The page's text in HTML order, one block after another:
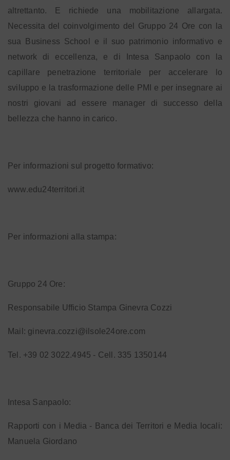
altrettanto. E richiede una mobilitazione allargata.
Necessita del coinvolgimento del Gruppo 24 Ore con la
sua Business School e il suo patrimonio informativo e
network di eccellenza, e di Intesa Sanpaolo con la
capillare penetrazione territoriale per accelerare lo
sviluppo e la trasformazione delle PMI e per insegnare ai
nostri giovani ad essere manager di successo della
bellezza che hanno in carico.
Per informazioni sul progetto formativo:
www.edu24territori.it
Per informazioni alla stampa:
Gruppo 24 Ore:
Responsabile Ufficio Stampa Ginevra Cozzi
Mail: ginevra.cozzi@ilsole24ore.com
Tel. +39 02 3022.4945 - Cell. 335 1350144
Intesa Sanpaolo:
Rapporti con i Media - Banca dei Territori e Media locali:
Manuela Giordano